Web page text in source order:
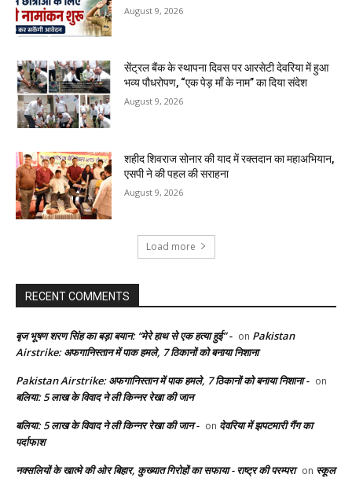
August 9, 2026
सेंट्रल बैंक के स्थापना दिवस पर आरसेटी देवरिया में हुआ
भव्य पौधरोपण, “एक पेड़ माँ के नाम” का दिया संदेश
August 9, 2026
शहीद शिवराज सोनार की याद में रक्तदान का महाअभियान,
एसपी ने की पहल की सराहना
August 9, 2026
Load more
RECENT COMMENTS
बृज भूषण शरण सिंह का बड़ा बयान: “मेरे हाथ से एक हत्या हुई” - on Pakistan
Airstrike: अफगानिस्तान में पाक हमले, 7 ठिकानों को बनाया निशाना
Pakistan Airstrike: अफगानिस्तान में पाक हमले, 7 ठिकानों को बनाया निशाना - on
बलिया: 5 लाख के विवाद ने ली किन्नर रेखा की जान
बलिया: 5 लाख के विवाद ने ली किन्नर रेखा की जान - on देवरिया में झपटमारी गैंग का
पर्दाफाश
नक्सलियों के खात्मे की ओर बिहार, कुख्यात गिरोहों का सफाया - राष्ट्र की परम्परा on स्कूल